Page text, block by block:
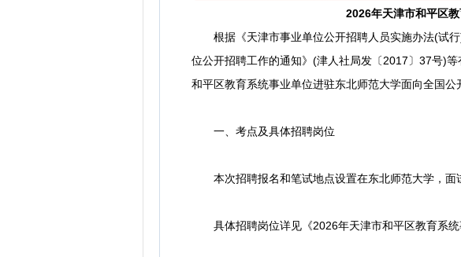
2026年天津市和平区
根据《天津市事业单位公开招聘人员实施办法(试行
位公开招聘工作的通知》(津人社局发〔2017〕37号)
和平区教育系统事业单位进驻东北师范大学面向全国公
一、考点及具体招聘岗位
本次招聘报名和笔试地点设置在东北师范大学，面
具体招聘岗位详见《2026年天津市和平区教育系统